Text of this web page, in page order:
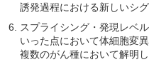
誘発過程における新しいシ
スプライシング・発現レベ
いった点において体細胞変
複数のがん種において解明し